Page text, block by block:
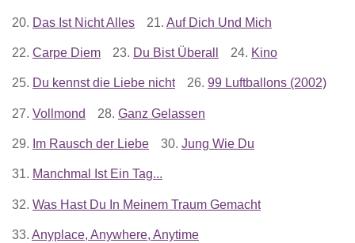
20. Das Ist Nicht Alles 21. Auf Dich Und Mich
22. Carpe Diem 23. Du Bist Überall 24. Kino
25. Du kennst die Liebe nicht 26. 99 Luftballons (2002)
27. Vollmond 28. Ganz Gelassen
29. Im Rausch der Liebe 30. Jung Wie Du
31. Manchmal Ist Ein Tag...
32. Was Hast Du In Meinem Traum Gemacht
33. Anyplace, Anywhere, Anytime